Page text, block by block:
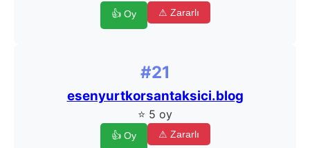
👍 Oy ⚠ Zararlı
#21
esenyurtkorsantaksici.blog
⭐ 5 oy
👍 Oy ⚠ Zararlı